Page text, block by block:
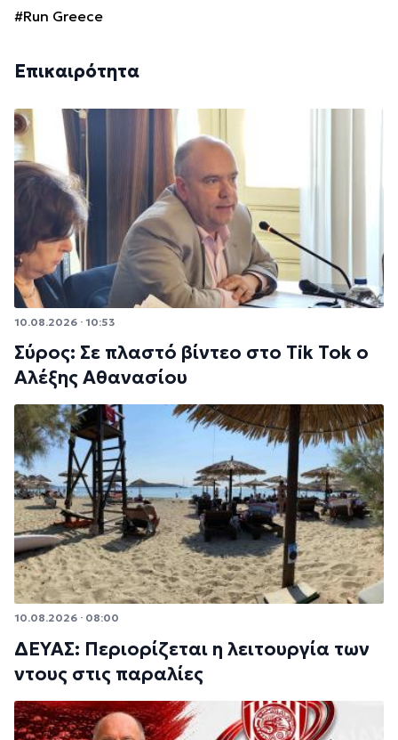
#Run Greece
Επικαιρότητα
10.08.2026 · 10:53
Σύρος: Σε πλαστό βίντεο στο Tik Tok ο
Αλέξης Αθανασίου
10.08.2026 · 08:00
ΔΕΥΑΣ: Περιορίζεται η λειτουργία των
ντους στις παραλίες